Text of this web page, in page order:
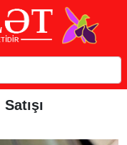
Satışı